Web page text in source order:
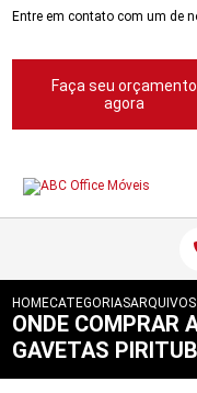
Entre em contato com um de
Faça seu orçamento
agora
HOMECATEGORIAS
ONDE COMPRAR
GAVETAS